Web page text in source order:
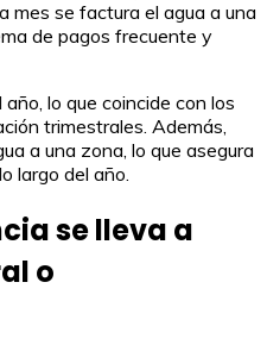
mes se factura el agua a una
de pagos frecuente y
lo que coincide con los
trimestrales. Además,
a una zona, lo que asegura
largo del año.
se lleva a
o